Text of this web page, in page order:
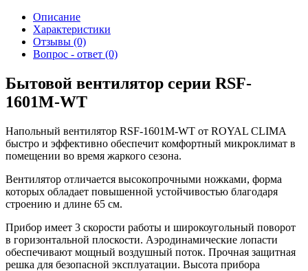
Описание
Характеристики
Отзывы (0)
Вопрос - ответ (0)
Бытовой вентилятор серии RSF-
1601M-WT
Напольный вентилятор RSF-1601M-WT от ROYAL CLIMA
быстро и эффективно обеспечит комфортный микроклимат в
помещении во время жаркого сезона.
Вентилятор отличается высокопрочными ножками, форма
которых обладает повышенной устойчивостью благодаря
строению и длине 65 см.
Прибор имеет 3 скорости работы и широкоугольный поворот
в горизонтальной плоскости. Аэродинамические лопасти
обеспечивают мощный воздушный поток. Прочная защитная
решка для безопасной эксплуатации. Высота прибора